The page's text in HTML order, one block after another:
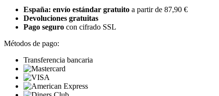
España: envío estándar gratuito a partir de 87,90 €
Devoluciones gratuitas
Pago seguro con cifrado SSL
Métodos de pago:
Transferencia bancaria